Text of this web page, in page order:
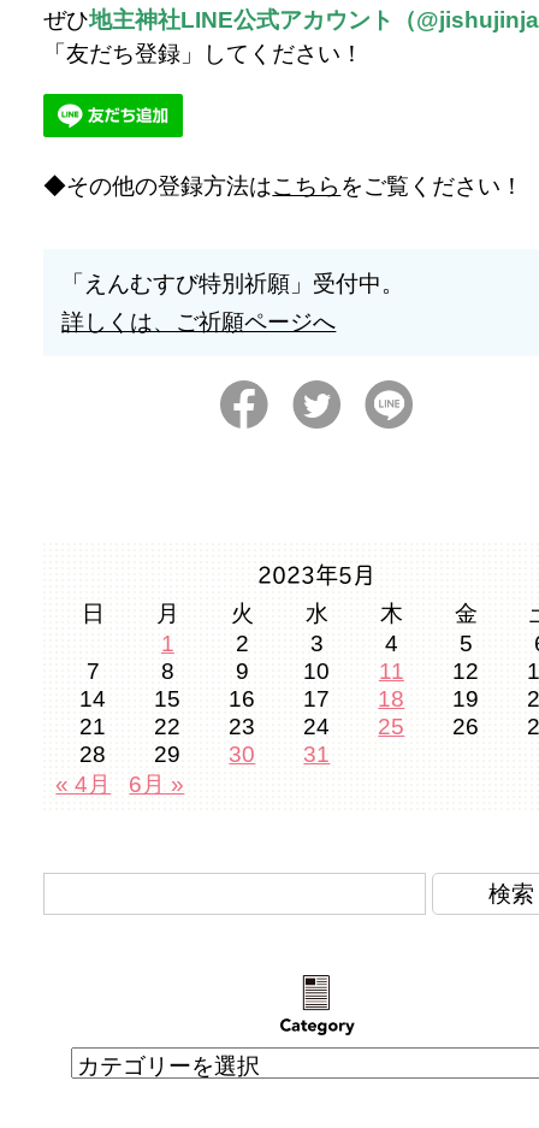
ぜひ地主神社LINE公式アカウント（
「友だち登録」してください！
その他の登録方法はこちら をご覧ください！
「えんむすび特別祈願」受付中。
詳しくは、ご祈願ページへ
2023年5月
日 月 火 水 木 金
1
2 3 4 5
7
8 9 10 11 12
14
15 16 17 18 19
21
22 23 24 25 26
28
29 30
31
« 4月
6月 »